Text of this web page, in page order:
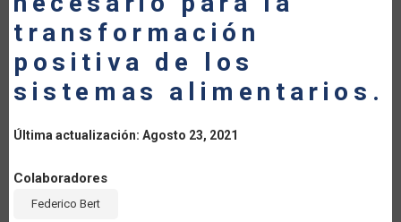
transformación
positiva de los
sistemas alimentarios.
Última actualización: Agosto 23, 2021
Colaboradores
Federico Bert